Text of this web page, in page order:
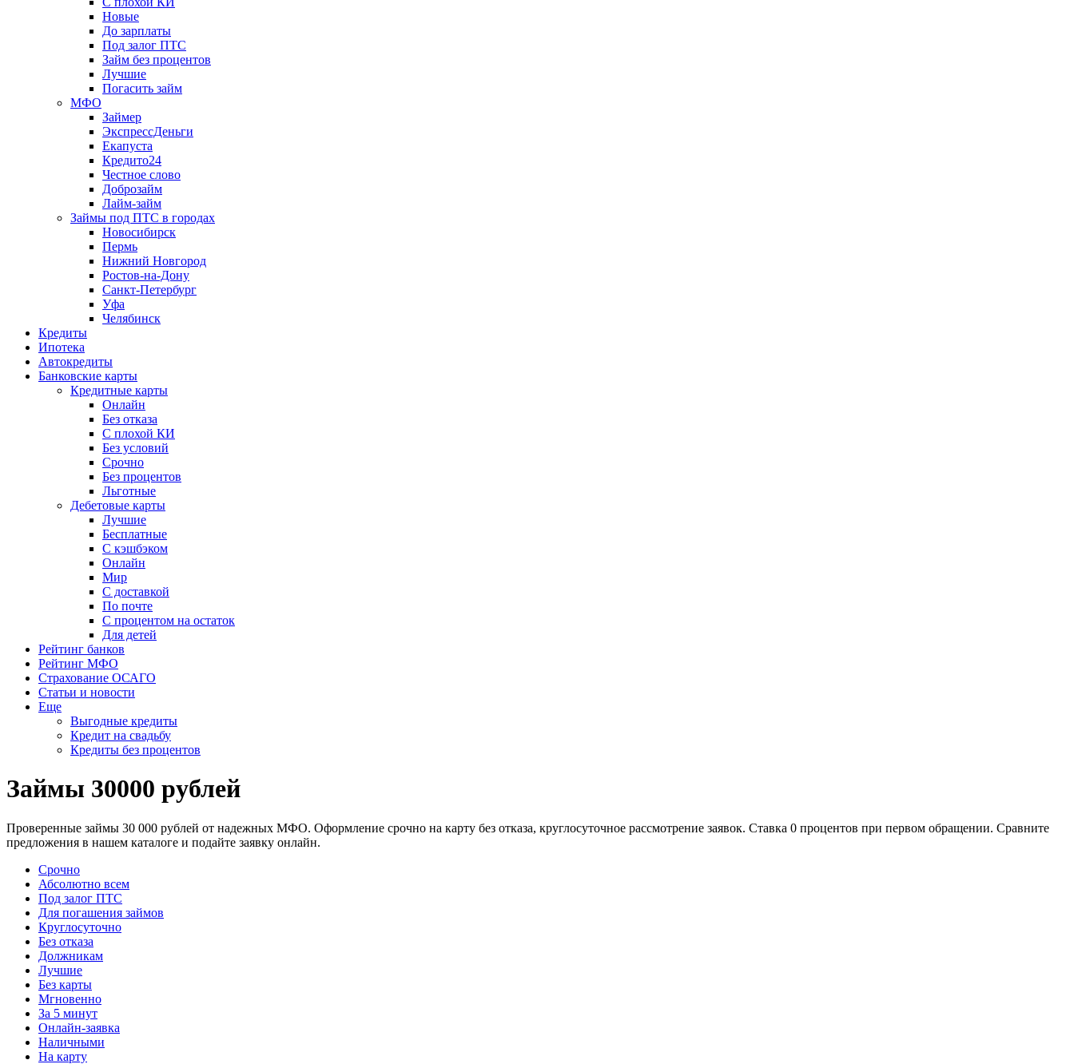
Новые
До зарплаты
Под залог ПТС
Займ без процентов
Лучшие
Погасить займ
МФО
Займер
ЭкспрессДеньги
Екапуста
Кредито24
Честное слово
Доброзайм
Лайм-займ
Займы под ПТС в городах
Новосибирск
Пермь
Нижний Новгород
Ростов-на-Дону
Санкт-Петербург
Уфа
Челябинск
Кредиты
Ипотека
Автокредиты
Банковские карты
Кредитные карты
Онлайн
Без отказа
С плохой КИ
Без условий
Срочно
Без процентов
Льготные
Дебетовые карты
Лучшие
Бесплатные
С кэшбэком
Онлайн
Мир
С доставкой
По почте
С процентом на остаток
Для детей
Рейтинг банков
Рейтинг МФО
Страхование ОСАГО
Статьи и новости
Еще
Выгодные кредиты
Кредит на свадьбу
Кредиты без процентов
Займы 30000 рублей
Проверенные займы 30 000 рублей от надежных МФО. Оформление срочно на карту без отказа, круглосуточное рассмотрение заявок. Ставка 0 процентов при первом обращении. Сравните
предложения в нашем каталоге и подайте заявку онлайн.
Срочно
Абсолютно всем
Под залог ПТС
Для погашения займов
Круглосуточно
Без отказа
Должникам
Лучшие
Без карты
Мгновенно
За 5 минут
Онлайн-заявка
Наличными
На карту